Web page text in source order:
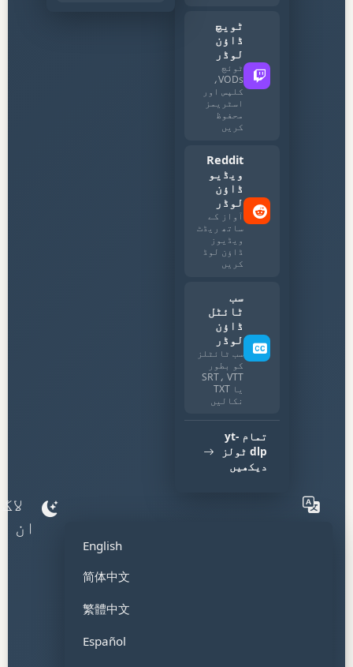
ٹویچ
ڈاؤن
لوڈر
ٹوئچ
VODs،
کلپس اور
اسٹریمز
محفوظ
کریں
Reddit
ویڈیو
ڈاؤن
لوڈر
آواز کے
ساتھ ریڈٹ
ویڈیوز
ڈاؤن لوڈ
کریں
سب
ٹائٹل
ڈاؤن
لوڈر
سب ٹائٹلز
کو بطور
SRT، VTT
یا TXT
نکالیں
تمام yt-
dlp ٹولز
دیکھیں
English
简体中文
繁體中文
Español
لاگ
ان